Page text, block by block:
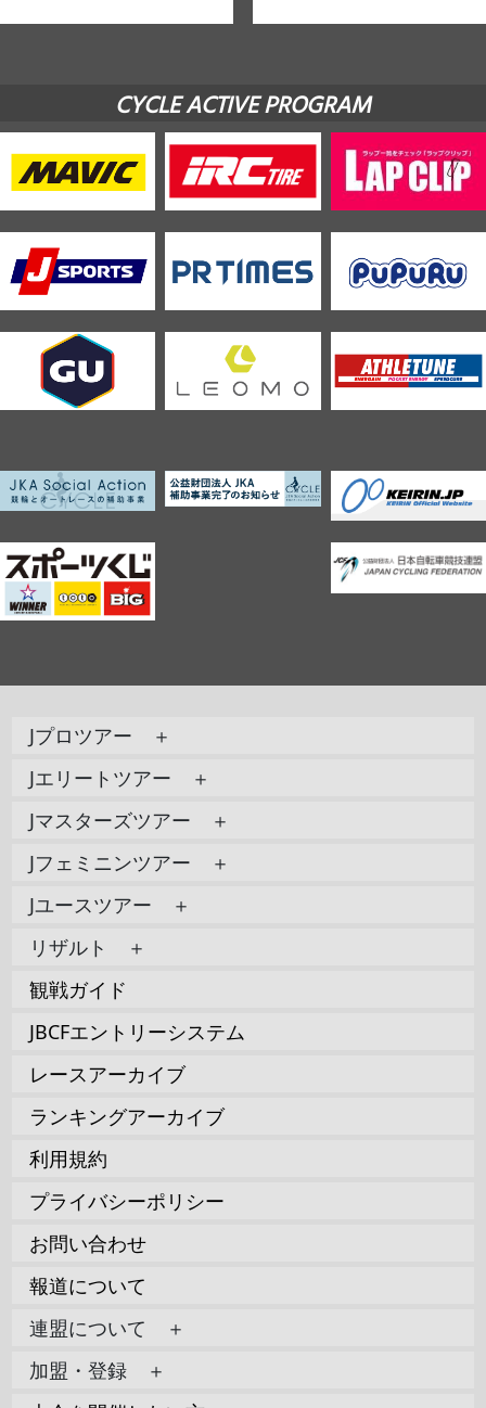
CYCLE ACTIVE PROGRAM
Jプロツアー ＋
Jエリートツアー ＋
Jマスターズツアー ＋
Jフェミニンツアー ＋
Jユースツアー ＋
リザルト ＋
観戦ガイド
JBCFエントリーシステム
レースアーカイブ
ランキングアーカイブ
利用規約
プライバシーポリシー
お問い合わせ
報道について
連盟について ＋
加盟・登録 ＋